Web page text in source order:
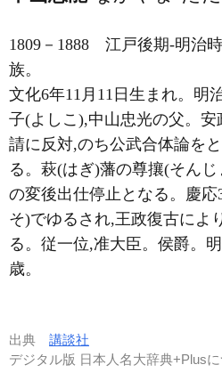
1809－1888 江戸後期-明治
族。
文化6年11月11日生まれ。明
子(よしこ),中山忠光の父。
請に反対,のち公武合体論を
る。萩(はぎ)藩の尊攘(そん
の変後出仕停止となる。慶
そ)でゆるされ,王政復古によ
る。従一位,准大臣。侯爵。
歳。
出典 講談社
デジタル版 日本人名大辞典+Plus